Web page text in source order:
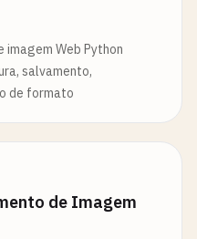
imagem Web Python
salvamento,
de formato
de Imagem